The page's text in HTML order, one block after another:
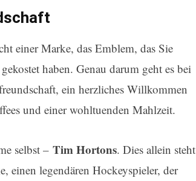
einer Marke, das Emblem, das Sie
haben. Genau darum geht es bei
ein herzliches Willkommen
und einer wohltuenden Mahlzeit.
selbst – Tim Hortons. Dies allein steht
einen legendären Hockeyspieler, der